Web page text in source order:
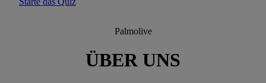
Palmolive
ÜBER UNS